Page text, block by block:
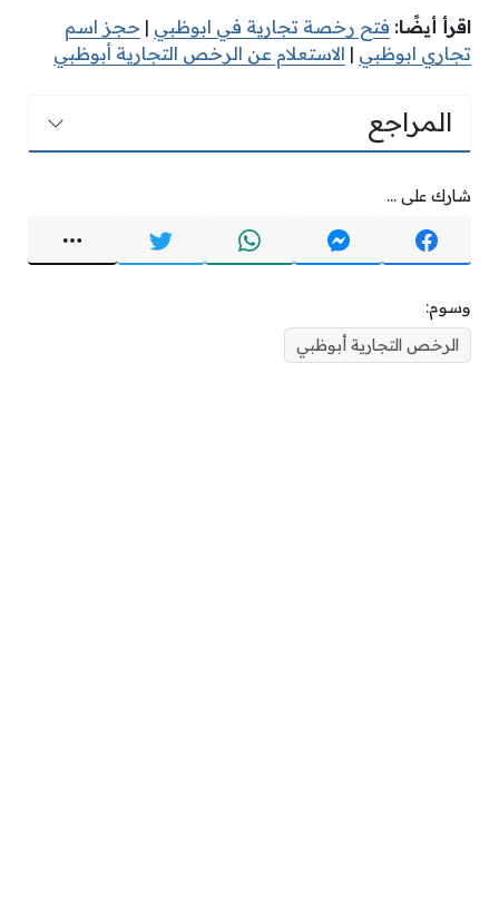
اقرأ أيضًا: فتح رخصة تجارية في ابوظبي | حجز اسم
تجاري ابوظبي | الاستعلام عن الرخص التجارية أبوظبي
المراجع
شارك على ...
وسوم:
الرخص التجارية أبوظبي